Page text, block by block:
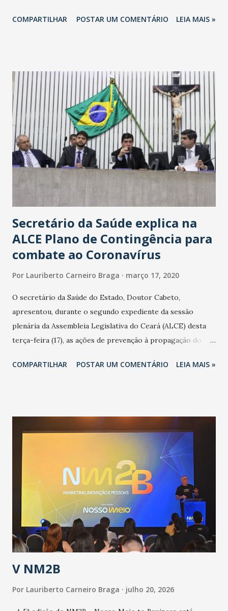
Havan Fortaleza ainda não foi anunciada oficialmente, mas
COMPARTILHAR POSTAR UM COMENTÁRIO LEIA MAIS »
Secretário da Saúde explica na
ALCE Plano de Contingência para
combate ao Coronavírus
Por Lauriberto Carneiro Braga março 17, 2020
O secretário da Saúde do Estado, Doutor Cabeto,
apresentou, durante o segundo expediente da sessão
plenária da Assembleia Legislativa do Ceará (ALCE) desta
terça-feira (17), as ações de prevenção à propagação do
adotadas pelo Governo do Estado na contenção da
população suspeita e de cuidados com os ambientes
públicos e domiciliares. “Nós não estamos vivendo uma
epidemia comum, como temos em todos os anos, com
aumento de casos de dengue, influenza ou H1N1. Trata-se
de uma epidemia com um vírus diferente, com um poder de
contaminação maior que outros coronavírus”, apontou o
secretário. Segundo ele, é uma epidemia com chance de
contaminação alta, podendo gerar um grande risco à
população e ao sistema de saúde. “Precisamos saber fazer a
estratificação do risco da doença, para não so...
COMPARTILHAR POSTAR UM COMENTÁRIO LEIA MAIS »
V NM2B
Por Lauriberto Carneiro Braga julho 20, 2026